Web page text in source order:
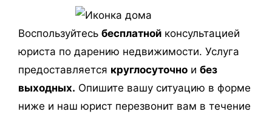
Воспользуйтесь бесплатной консультацией
юриста по дарению недвижимости. Услуга
предоставляется круглосуточно и без
выходных. Опишите вашу ситуацию в форме
ниже и наш юрист перезвонит вам в течение